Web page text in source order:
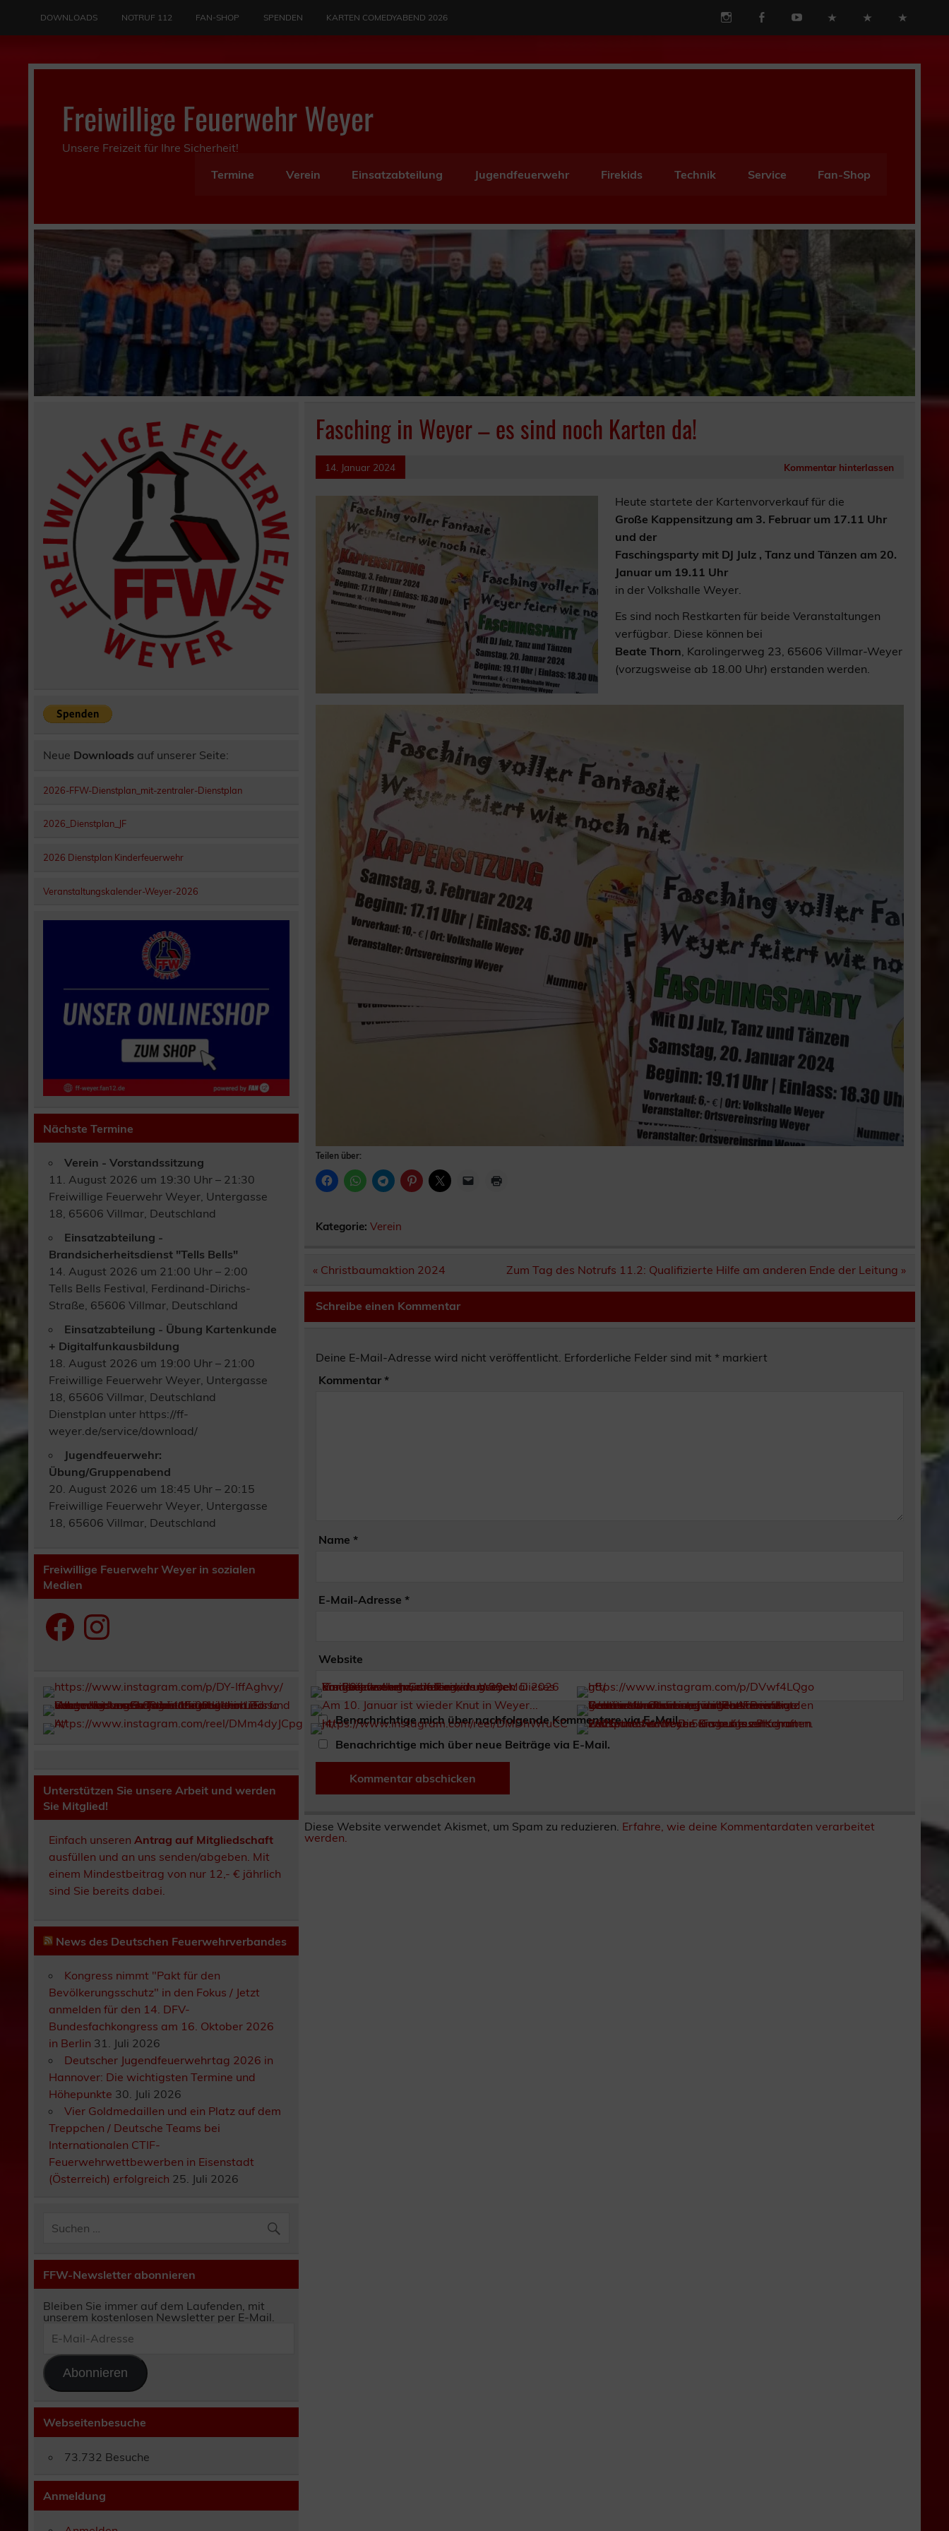
DOWNLOADS NOTRUF 112 FAN-SHOP SPENDEN KARTEN COMEDYABEND 2026
Freiwillige Feuerwehr Weyer
Unsere Freizeit für Ihre Sicherheit!
Termine
Verein Einsatzabteilung Jugendfeuerwehr Firekids Technik Service Fan-Shop
Fasching in Weyer – es sind noch Karten da!
14. Januar 2024 Kommentar hinterlassen
Heute startete der Kartenvorverkauf für die
Große Kappensitzung am 3. Februar um 17.11 Uhr
und der
Faschingsparty mit DJ Julz , Tanz und Tänzen am 20.
Januar um 19.11 Uhr
in der Volkshalle Weyer.
Es sind noch Restkarten für beide Veranstaltungen
verfügbar. Diese können bei
Beate Thorn, Karolingerweg 23, 65606 Villmar-Weyer
(vorzugsweise ab 18.00 Uhr) erstanden werden.
Teilen über:
Kategorie: Verein
Beitragsnavigation
« Christbaumaktion 2024 Zum Tag des Notrufs 11.2: Qualifizierte Hilfe am anderen Ende der Leitung »
Schreibe einen Kommentar
Deine E-Mail-Adresse wird nicht veröffentlicht. Erforderliche Felder sind mit *markiert
Kommentar*
Name*
E-Mail-Adresse*
Website
Benachrichtige mich über nachfolgende Kommentare via E-Mail.
Benachrichtige mich über neue Beiträge via E-Mail.
Diese Website verwendet Akismet, um Spam zu reduzieren. Erfahre, wie deine Kommentardaten verarbeitet
werden.
Neue Downloads auf unserer Seite:
2026-FFW-Dienstplan_mit-zentraler-Dienstplan
2026_Dienstplan_JF
2026 Dienstplan Kinderfeuerwehr
Veranstaltungskalender-Weyer-2026
Nächste Termine
Verein - Vorstandssitzung
11. August 2026 um 19:30 Uhr – 21:30
Freiwillige Feuerwehr Weyer, Untergasse
18, 65606 Villmar, Deutschland
Einsatzabteilung -
Brandsicherheitsdienst "Tells Bells"
14. August 2026 um 21:00 Uhr – 2:00
Tells Bells Festival, Ferdinand-Dirichs-
Straße, 65606 Villmar, Deutschland
Einsatzabteilung - Übung Kartenkunde
+ Digitalfunkausbildung
18. August 2026 um 19:00 Uhr – 21:00
Freiwillige Feuerwehr Weyer, Untergasse
18, 65606 Villmar, Deutschland
Dienstplan unter https://ff-
weyer.de/service/download/
Jugendfeuerwehr:
Übung/Gruppenabend
20. August 2026 um 18:45 Uhr – 20:15
Freiwillige Feuerwehr Weyer, Untergasse
18, 65606 Villmar, Deutschland
Freiwillige Feuerwehr Weyer in sozialen
Medien
FacebookInstagram
Unterstützen Sie unsere Arbeit und werden
Sie Mitglied!
Einfach unserenAntrag auf Mitgliedschaft
ausfüllen und an uns senden/abgeben. Mit
einem Mindestbeitrag von nur 12,- € jährlich
sind Sie bereits dabei.
News des Deutschen Feuerwehrverbandes
Kongress nimmt "Pakt für den
Bevölkerungsschutz" in den Fokus / Jetzt
anmelden für den 14. DFV-
Bundesfachkongress am 16. Oktober 2026
in Berlin 31. Juli 2026
Deutscher Jugendfeuerwehrtag 2026 in
Hannover: Die wichtigsten Termine und
Höhepunkte 30. Juli 2026
Vier Goldmedaillen und ein Platz auf dem
Treppchen / Deutsche Teams bei
Internationalen CTIF-
Feuerwehrwettbewerben in Eisenstadt
(Österreich) erfolgreich 25. Juli 2026
FFW-Newsletter abonnieren
Bleiben Sie immer auf dem Laufenden, mit
unserem kostenlosen Newsletter per E-Mail.
Mail-
Abonnieren
Webseitenbesuche
73.732 Besuche
Anmeldung